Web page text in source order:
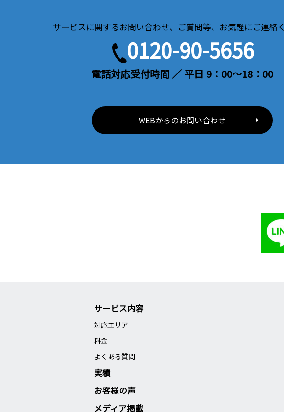
サービスに関するお問い合わせ、ご質問等、お気軽にご連絡
0120-90-5656
電話対応受付時間 ／ 平日 9：00～18：00
WEBからのお問い合わせ
サービス内容
対応エリア
料金
よくある質問
実績
お客様の声
メディア掲載